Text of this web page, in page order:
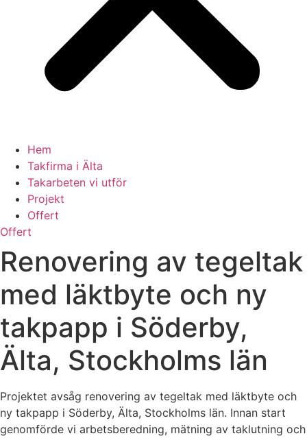
Hem
Takfirma i Älta
Takarbeten vi utför
Projekt
Offert
Offert
Renovering av tegeltak
med läktbyte och ny
takpapp i Söderby,
Älta, Stockholms län
Projektet avsåg renovering av tegeltak med läktbyte och
ny takpapp i Söderby, Älta, Stockholms län. Innan start
genomförde vi arbetsberedning, mätning av taklutning och